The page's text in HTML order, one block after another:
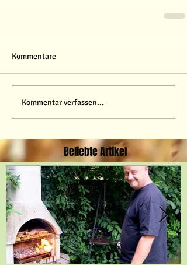
Kommentare
Kommentar verfassen...
Beliebte Artikel